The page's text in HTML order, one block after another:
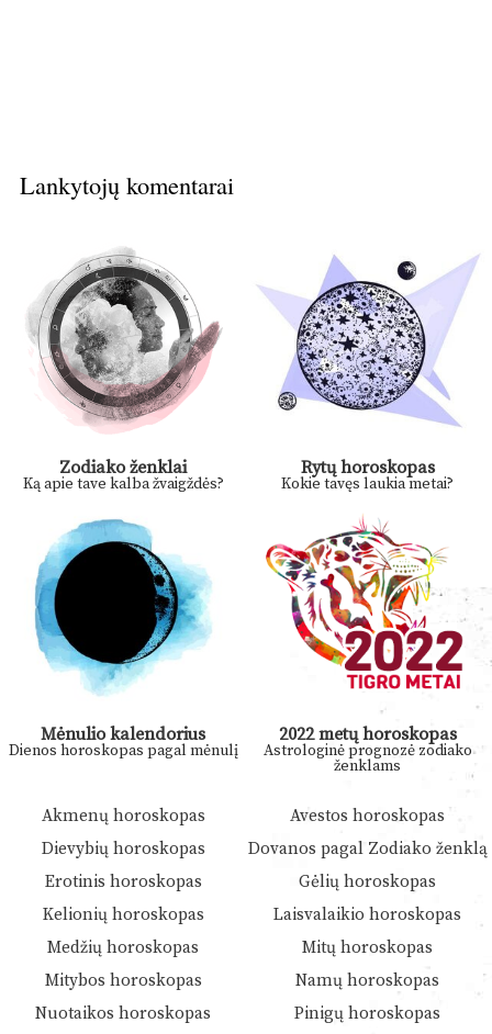
Lankytojų komentarai
Zodiako ženklai
Ką apie tave kalba žvaigždės?
Rytų horoskopas
Kokie tavęs laukia metai?
Mėnulio kalendorius
Dienos horoskopas pagal mėnulį
2022 metų horoskopas
Astrologinė prognozė zodiako
ženklams
Akmenų horoskopas
Avestos horoskopas
Dievybių horoskopas
Dovanos pagal Zodiako ženklą
Erotinis horoskopas
Gėlių horoskopas
Kelionių horoskopas
Laisvalaikio horoskopas
Medžių horoskopas
Mitų horoskopas
Mitybos horoskopas
Namų horoskopas
Nuotaikos horoskopas
Pinigų horoskopas